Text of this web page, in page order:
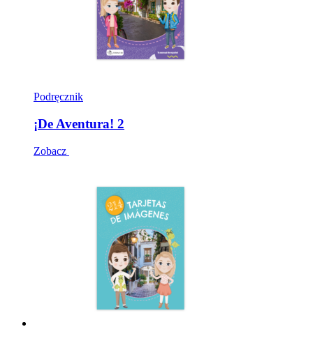
Podręcznik
¡De Aventura! 2
Zobacz